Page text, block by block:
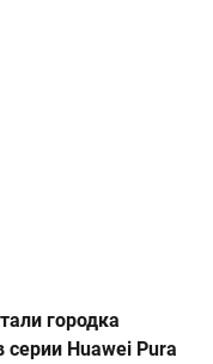
городка
Huawei Pura